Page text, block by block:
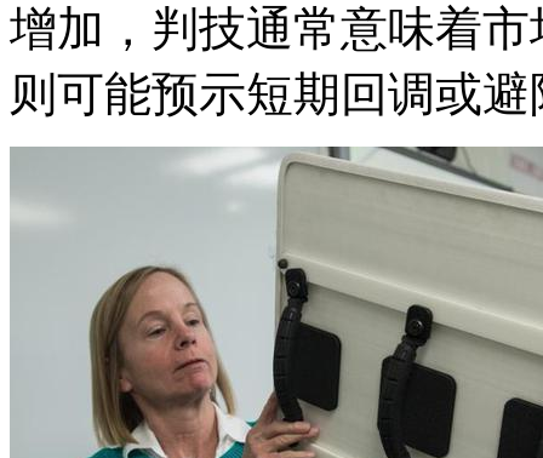
增加，判技通常意味着
则可能预示短期回调或